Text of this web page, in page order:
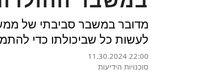
מדובר במשבר סביבתי של
לעשות כל שביכולתו כדי
11.30.2024 22:00
סוכנויות הידיעות